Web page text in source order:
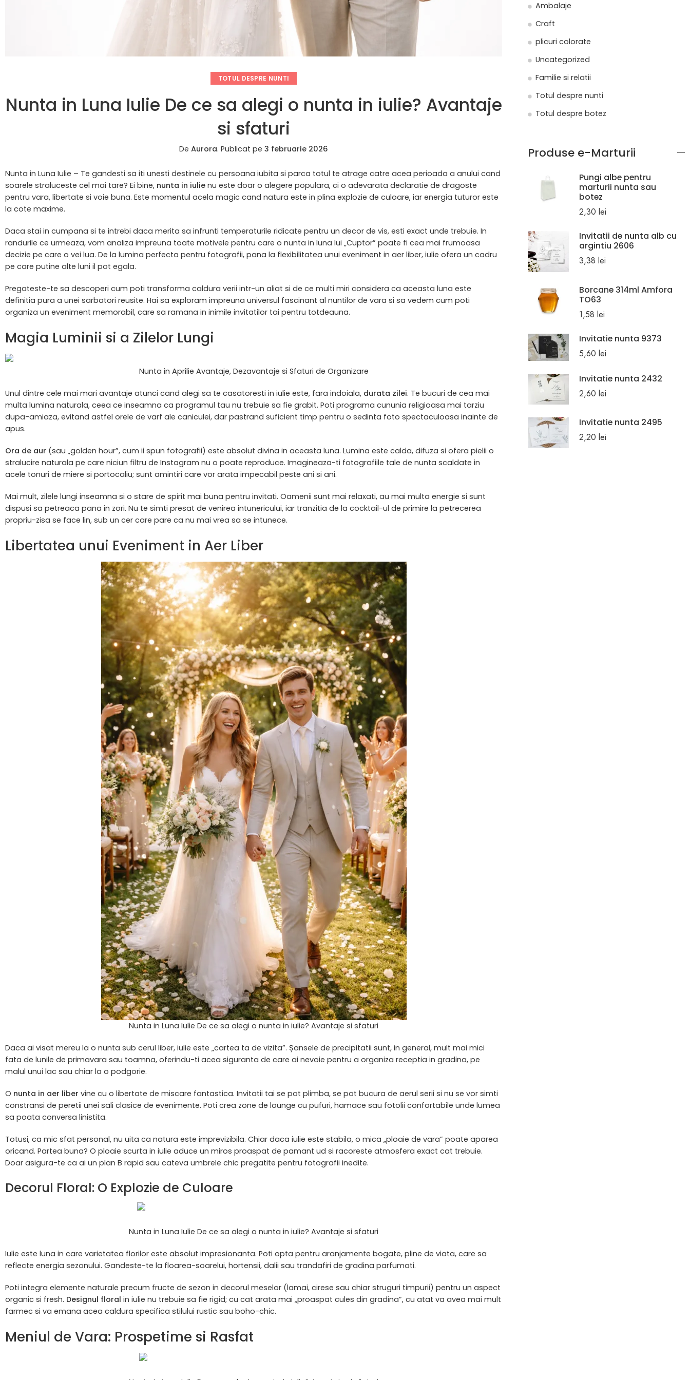
TOTUL DESPRE NUNTI
Nunta in Luna Iulie De ce sa alegi o nunta in iulie? Avantaje
si sfaturi
De Aurora. Publicat pe 3 februarie 2026
Nunta in Luna Iulie – Te gandesti sa iti unesti destinele cu persoana iubita si parca totul te atrage catre acea perioada a anului cand
soarele straluceste cel mai tare? Ei bine, nunta in iulie nu este doar o alegere populara, ci o adevarata declaratie de dragoste
pentru vara, libertate si voie buna. Este momentul acela magic cand natura este in plina explozie de culoare, iar energia tuturor este
la cote maxime.
Daca stai in cumpana si te intrebi daca merita sa infrunti temperaturile ridicate pentru un decor de vis, esti exact unde trebuie. In
randurile ce urmeaza, vom analiza impreuna toate motivele pentru care o nunta in luna lui „Cuptor” poate fi cea mai frumoasa
decizie pe care o vei lua. De la lumina perfecta pentru fotografii, pana la flexibilitatea unui eveniment in aer liber, iulie ofera un cadru
pe care putine alte luni il pot egala.
Pregateste-te sa descoperi cum poti transforma caldura verii intr-un aliat si de ce multi miri considera ca aceasta luna este
definitia pura a unei sarbatori reusite. Hai sa exploram impreuna universul fascinant al nuntilor de vara si sa vedem cum poti
organiza un eveniment memorabil, care sa ramana in inimile invitatilor tai pentru totdeauna.
Magia Luminii si a Zilelor Lungi
Nunta in Aprilie Avantaje, Dezavantaje si Sfaturi de Organizare
Unul dintre cele mai mari avantaje atunci cand alegi sa te casatoresti in iulie este, fara indoiala, durata zilei. Te bucuri de cea mai
multa lumina naturala, ceea ce inseamna ca programul tau nu trebuie sa fie grabit. Poti programa cununia religioasa mai tarziu
dupa-amiaza, evitand astfel orele de varf ale caniculei, dar pastrand suficient timp pentru o sedinta foto spectaculoasa inainte de
apus.
Ora de aur (sau „golden hour”, cum ii spun fotografii) este absolut divina in aceasta luna. Lumina este calda, difuza si ofera pielii o
stralucire naturala pe care niciun filtru de Instagram nu o poate reproduce. Imagineaza-ti fotografiile tale de nunta scaldate in
acele tonuri de miere si portocaliu; sunt amintiri care vor arata impecabil peste ani si ani.
Mai mult, zilele lungi inseamna si o stare de spirit mai buna pentru invitati. Oamenii sunt mai relaxati, au mai multa energie si sunt
dispusi sa petreaca pana in zori. Nu te simti presat de venirea intunericului, iar tranzitia de la cocktail-ul de primire la petrecerea
propriu-zisa se face lin, sub un cer care pare ca nu mai vrea sa se intunece.
Libertatea unui Eveniment in Aer Liber
Nunta in Luna Iulie De ce sa alegi o nunta in iulie? Avantaje si sfaturi
Daca ai visat mereu la o nunta sub cerul liber, iulie este „cartea ta de vizita”. Șansele de precipitatii sunt, in general, mult mai mici
fata de lunile de primavara sau toamna, oferindu-ti acea siguranta de care ai nevoie pentru a organiza receptia in gradina, pe
malul unui lac sau chiar la o podgorie.
O nunta in aer liber vine cu o libertate de miscare fantastica. Invitatii tai se pot plimba, se pot bucura de aerul serii si nu se vor simti
constransi de peretii unei sali clasice de evenimente. Poti crea zone de lounge cu pufuri, hamace sau fotolii confortabile unde lumea
sa poata conversa linistita.
Totusi, ca mic sfat personal, nu uita ca natura este imprevizibila. Chiar daca iulie este stabila, o mica „ploaie de vara” poate aparea
oricand. Partea buna? O ploaie scurta in iulie aduce un miros proaspat de pamant ud si racoreste atmosfera exact cat trebuie.
Doar asigura-te ca ai un plan B rapid sau cateva umbrele chic pregatite pentru fotografii inedite.
Decorul Floral: O Explozie de Culoare
Nunta in Luna Iulie De ce sa alegi o nunta in iulie? Avantaje si sfaturi
Iulie este luna in care varietatea florilor este absolut impresionanta. Poti opta pentru aranjamente bogate, pline de viata, care sa
reflecte energia sezonului. Gandeste-te la floarea-soarelui, hortensii, dalii sau trandafiri de gradina parfumati.
Poti integra elemente naturale precum fructe de sezon in decorul meselor (lamai, cirese sau chiar struguri timpurii) pentru un aspect
organic si fresh. Designul floral in iulie nu trebuie sa fie rigid; cu cat arata mai „proaspat cules din gradina”, cu atat va avea mai mult
farmec si va emana acea caldura specifica stilului rustic sau boho-chic.
Meniul de Vara: Prospetime si Rasfat
Ambalaje
Craft
plicuri colorate
Uncategorized
Familie si relatii
Totul despre nunti
Totul despre botez
Produse e-Marturii
Pungi albe pentru
marturii nunta sau
botez
2,30 lei
Invitatii de nunta alb cu
argintiu 2606
3,38 lei
Borcane 314ml Amfora
TO63
1,58 lei
Invitatie nunta 9373
5,60 lei
Invitatie nunta 2432
2,60 lei
Invitatie nunta 2495
2,20 lei